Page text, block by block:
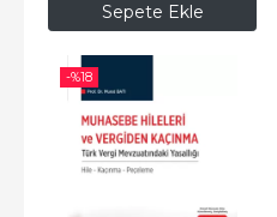
Sepete Ekle
-%18